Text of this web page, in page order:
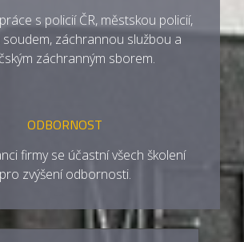
s policií ČR, městskou policií,
záchrannou službou a
záchranným sborem.
ODBORNOST
firmy se účastní všech školení
pro zvýšení odbornosti.